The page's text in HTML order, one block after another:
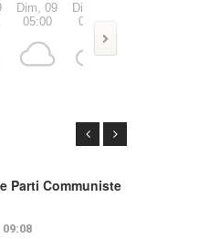
Dim, 09
05:00
Dim, 09
08:00
Parti Communiste